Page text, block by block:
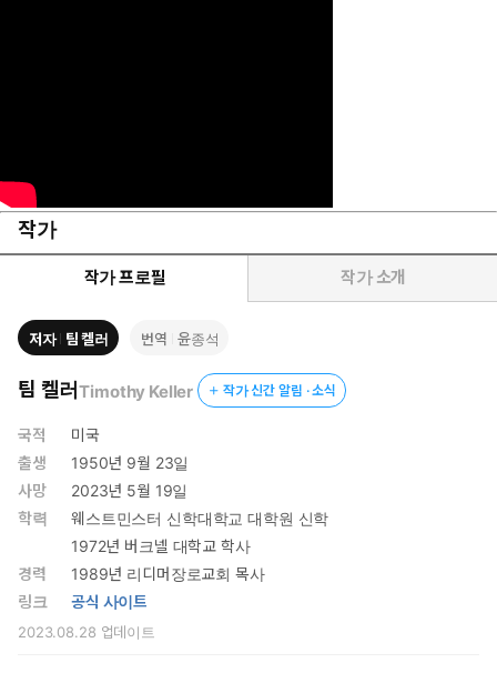
작가
작가 프로필 작가 소개
저자 팀 켈러 번역 윤종석
팀 켈러Timothy Keller 작가 신간 알림 · 소식
국적
미국
출생
1950년 9월 23일
사망
2023년 5월 19일
학력
웨스트민스터 신학대학교 대학원 신학
1972년 버크넬 대학교 학사
경력
1989년 리디머장로교회 목사
링크
공식 사이트
2023.08.28 업데이트